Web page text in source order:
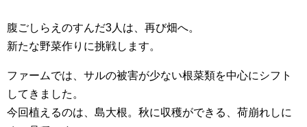
腹ごしらえのすんだ3人は、再び畑へ。
新たな野菜作りに挑戦します。
ファームでは、サルの被害が少ない根菜類を中心にシフト
してきました。
今回植えるのは、島大根。秋に収穫ができる、荷崩れしに